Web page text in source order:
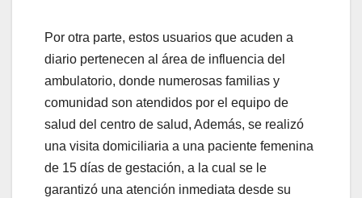
Por otra parte, estos usuarios que acuden a
diario pertenecen al área de influencia del
ambulatorio, donde numerosas familias y
comunidad son atendidos por el equipo de
salud del centro de salud, Además, se realizó
una visita domiciliaria a una paciente femenina
de 15 días de gestación, a la cual se le
garantizó una atención inmediata desde su